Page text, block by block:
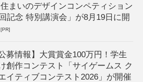
まいのデザインコンペティション
記念 特別講演会」が8月19日に開
[PR]
公募情報】大賞賞金100万円！学生
創作コンテスト「サイゲームス ク
イティブコンテスト2026」が開催